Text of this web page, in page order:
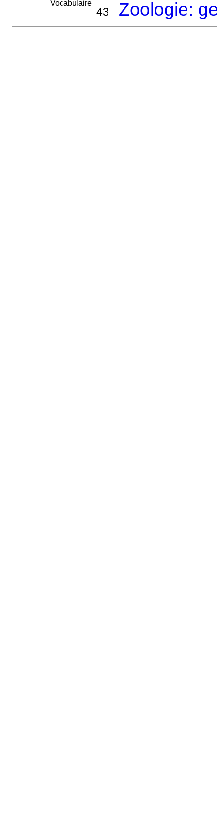
Vocabulaire
43 Zoologie: